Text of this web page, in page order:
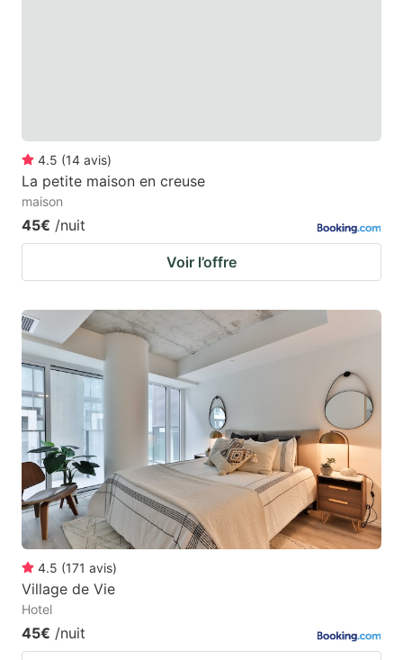
4.5 (14 avis)
La petite maison en creuse
maison
45€ /nuit
Voir l’offre
4.5 (171 avis)
Village de Vie
Hotel
45€ /nuit